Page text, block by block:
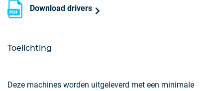
Download drivers
Toelichting
Deze machines worden uitgeleverd met een minimale